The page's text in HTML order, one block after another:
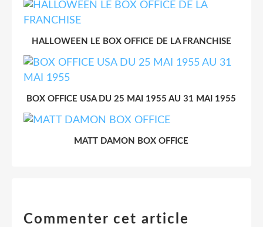
HALLOWEEN LE BOX OFFICE DE LA FRANCHISE
BOX OFFICE USA DU 25 MAI 1955 AU 31 MAI 1955
MATT DAMON BOX OFFICE
Commenter cet article